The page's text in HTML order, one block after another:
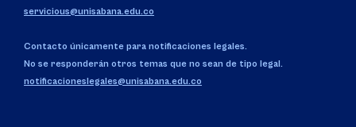
servicious@unisabana.edu.co
Contacto únicamente para notificaciones legales.
No se responderán otros temas que no sean de tipo legal.
notificacioneslegales@unisabana.edu.co